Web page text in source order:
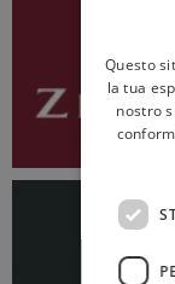
Questo
la tua
nostro